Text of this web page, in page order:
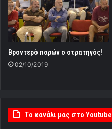
Βροντερό παρών ο στρατηγός!
02/10/2019
Tο κανάλι μας στο Youtube